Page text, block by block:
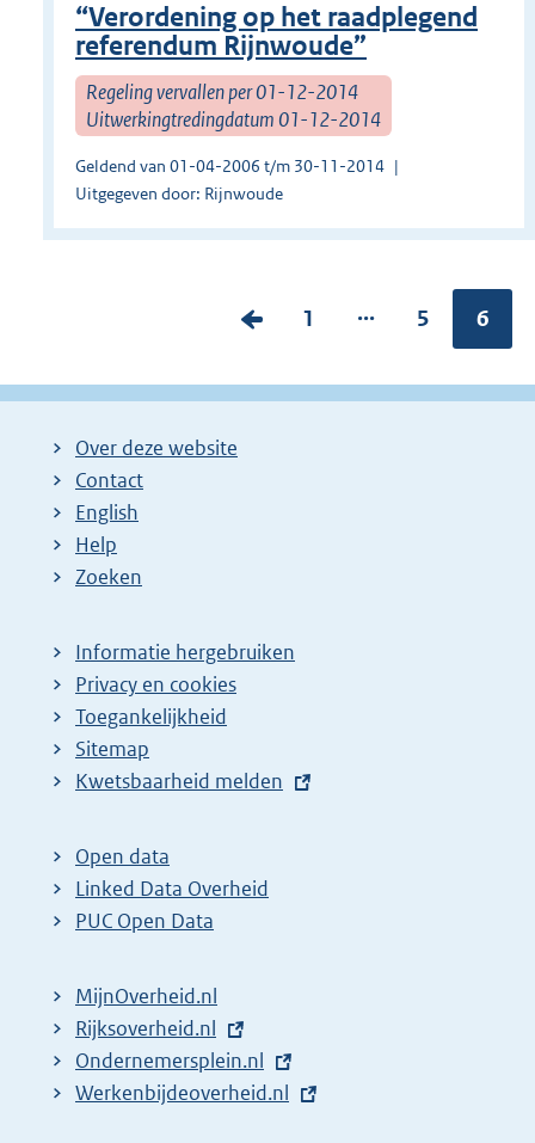
“Verordening op het raadplegend
referendum Rijnwoude”
Regeling vervallen per 01-12-2014
Uitwerkingtredingdatum 01-12-2014
Geldend van 01-04-2006 t/m 30-11-2014
Uitgegeven door: Rijnwoude
V
r
o
r
t
a
P
g
1 ...
P
g
5 6
Over deze website
Contact
English
Help
Zoeken
Informatie hergebruiken
Privacy en cookies
Toegankelijkheid
Sitemap
E
t
e
r
l
i
n
k
Kwetsbaarheid melden
Open data
Linked Data Overheid
PUC Open Data
MijnOverheid.nl
E
x
t
Rijksoverheid.nl
E
x
Ondernemersplein.nl
E
Werkenbijdeoverheid.nl